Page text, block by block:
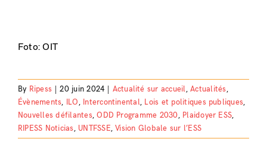
Foto: OIT
By Ripess 20 juin 2024 Actualité sur accueil,Actualités,
Évènements, ILO, Intercontinental, Lois et politiques publiques,
Nouvelles défilantes,ODD Programme 2030, Plaidoyer ESS,
RIPESS Noticias, UNTFSSE,Vision Globale sur l’ESS